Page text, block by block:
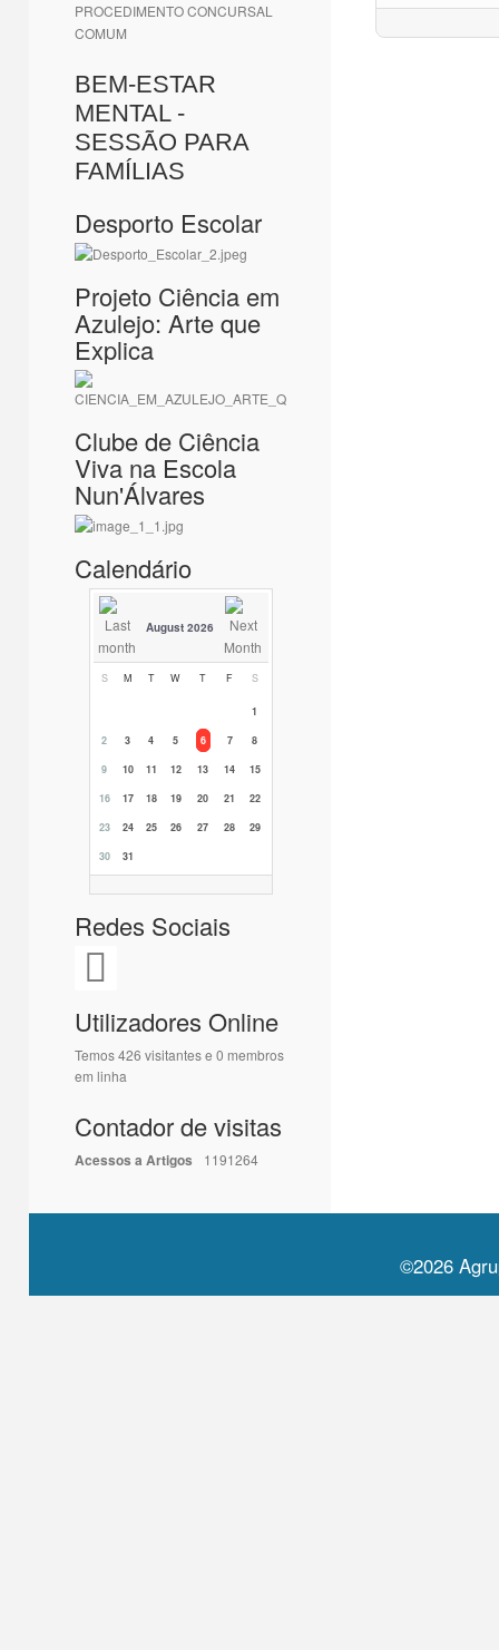
PROCEDIMENTO CONCURSAL
COMUM
BEM-ESTAR
MENTAL -
SESSÃO PARA
FAMÍLIAS
Desporto Escolar
Projeto Ciência em
Azulejo: Arte que
Explica
Clube de Ciência
Viva na Escola
Nun'Álvares
Calendário
August 2026
S M T W T F S
1
2
3 4 5 6 7
8
9
10 11 12 13 14
15
16
17 18 19 20 21
22
23
24 25 26 27 28
29
30
31
Redes Sociais
Utilizadores Online
Temos 426 visitantes e 0 membros
em linha
Contador de visitas
Acessos a Artigos 1191264
©2026